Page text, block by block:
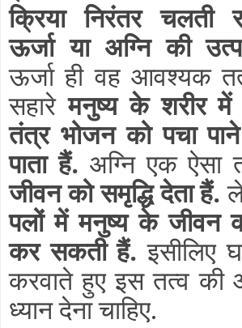
क्रिया निरंतर चलती
ऊर्जा या अग्नि की
ऊर्जा ही वह आवश्यक
सहारेमनुष्य के शरीर में
तंत्र भोजन को पचा
पाता हैं. अग्नि एक ऐसा
जीवन को समृद्धि देता हैं.
पलों में मनुष्य के जीवन
कर सकती हैं. इसीलिए
करवाते हुए इस तत्व की
ध्यान देना चाहिए.